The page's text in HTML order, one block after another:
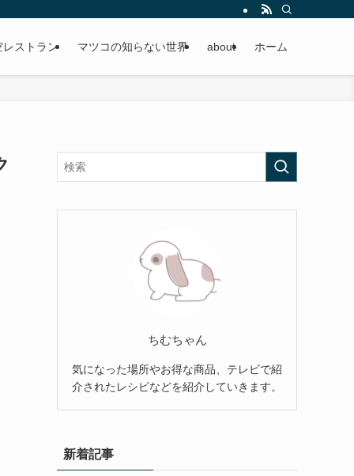
レストラン マツコの知らない世界 about ホーム
ちむちゃん
気になった場所やお得な商品、テレビで紹
介されたレシピなどを紹介していきます。
新着記事